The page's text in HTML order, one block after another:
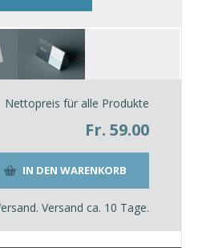
Nettopreis für alle Produkte
Fr. 59.00
Versand ca. 10 Tage.